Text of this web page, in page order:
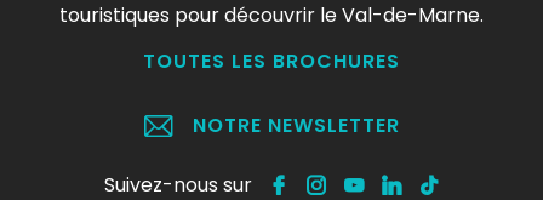
touristiques pour découvrir le Val-de-Marne.
TOUTES LES BROCHURES
NOTRE NEWSLETTER
Suivez-nous sur